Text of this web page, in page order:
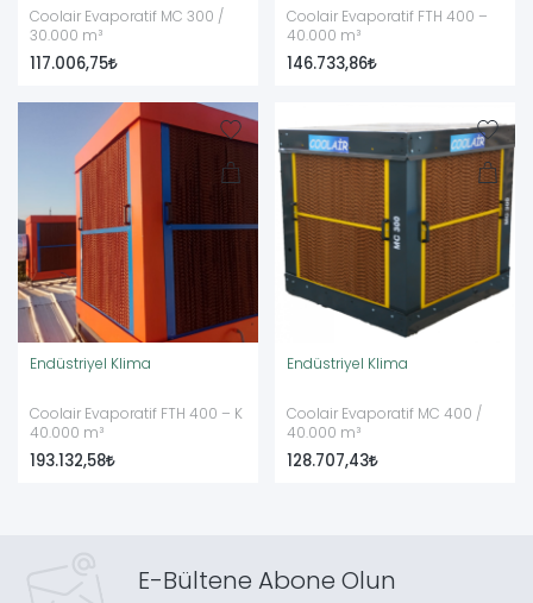
Coolair Evaporatif MC 300 /
30.000 m³
117.006,75
Coolair Evaporatif FTH 400 –
40.000 m³
146.733,86
Endüstriyel Klima
Coolair Evaporatif FTH 400 – K
40.000 m³
193.132,58
Endüstriyel Klima
Coolair Evaporatif MC 400 /
40.000 m³
128.707,43
E-Bültene Abone Olun